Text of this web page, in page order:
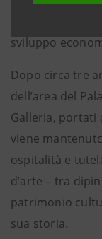
sviluppo
Dopo circa tre
dell’area del
Galleria, portati
viene
ospitalità e
d’arte – tra
patrimonio
sua storia.